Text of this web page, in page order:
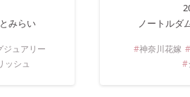
みらい
ジュアリー
ッシュ
ノートルダ
神奈川花嫁